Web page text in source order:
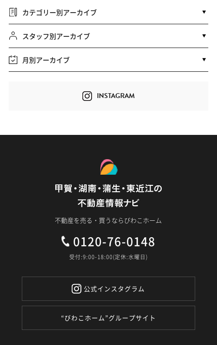
カテゴリー別アーカイブ
スタッフ別アーカイブ
月別アーカイブ
INSTAGRAM
不動産を売る・買うならびわこホーム
0120-76-0148
受付:9:00-18:00(定休:水曜日)
公式インスタグラム
“びわこホーム”グループサイト